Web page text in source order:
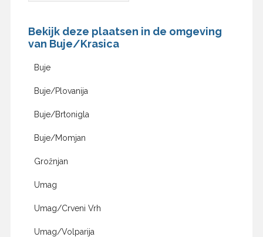
Bekijk deze plaatsen in de omgeving
van Buje/Krasica
Buje
Buje/Plovanija
Buje/Brtonigla
Buje/Momjan
Grožnjan
Umag
Umag/Crveni Vrh
Umag/Volparija